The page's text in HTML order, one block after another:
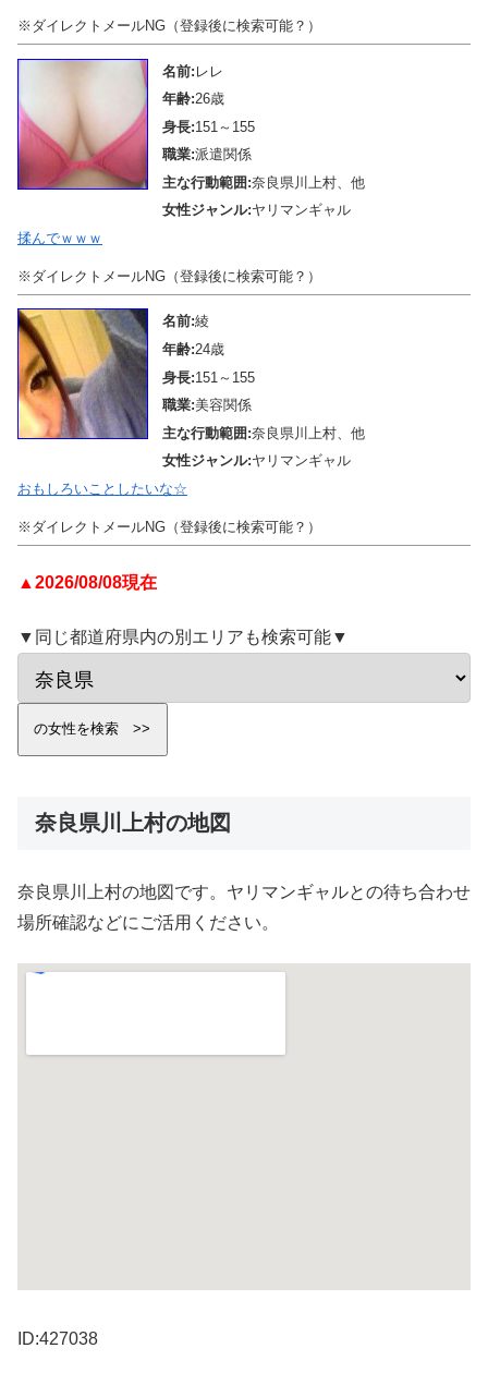
※ダイレクトメールNG（登録後に検索可能？）
名前: レレ
年齢:26歳
身長:151～155
職業:派遣関係
主な行動範囲:奈良県川上村、他
女性ジャンル:ヤリマンギャル
揉んでｗｗｗ
※ダイレクトメールNG（登録後に検索可能？）
名前:綾
年齢:24歳
身長:151～155
職業:美容関係
主な行動範囲:奈良県川上村、他
女性ジャンル:ヤリマンギャル
おもしろいことしたいな☆
※ダイレクトメールNG（登録後に検索可能？）
▲2026/08/08現在
▼同じ都道府県内の別エリアも検索可能▼
奈良県川上村の地図
奈良県川上村の地図です。ヤリマンギャルとの待ち合わせ
場所確認などにご活用ください。
ID:427038